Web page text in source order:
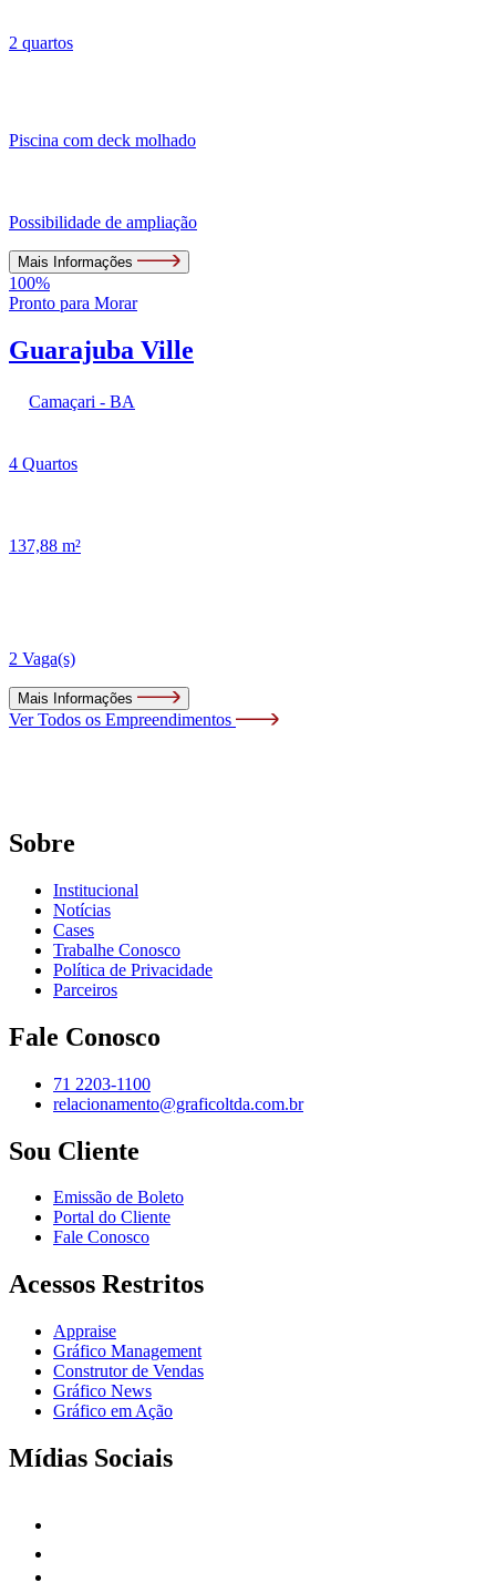
2 quartos
Piscina com deck molhado
Possibilidade de ampliação
Mais Informações
100%
Pronto para Morar
Guarajuba Ville
Camaçari - BA
4 Quartos
137,88 m²
2 Vaga(s)
Mais Informações
Ver Todos os Empreendimentos
Sobre
Institucional
Notícias
Cases
Trabalhe Conosco
Política de Privacidade
Parceiros
Fale Conosco
71 2203-1100
relacionamento@graficoltda.com.br
Sou Cliente
Emissão de Boleto
Portal do Cliente
Fale Conosco
Acessos Restritos
Appraise
Gráfico Management
Construtor de Vendas
Gráfico News
Gráfico em Ação
Mídias Sociais